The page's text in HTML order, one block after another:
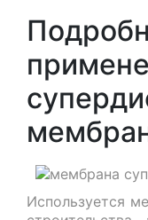
Используется